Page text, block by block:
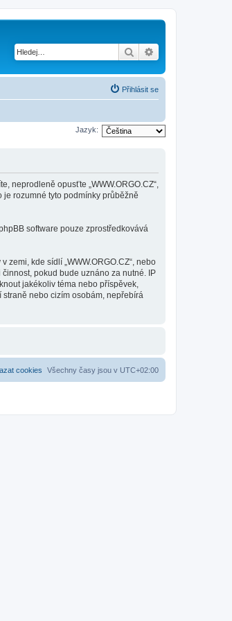
Hledat
Přihlásit se
Jazyk:
neprodleně opusťte „WWW.ORGO.CZ“,
rozumné tyto podmínky průběžně
software pouze zprostředkovává
kde sídlí „WWW.ORGO.CZ“, nebo
pokud bude uznáno za nutné. IP
jakékoliv téma nebo příspěvek,
straně nebo cizím osobám, nepřebírá
Všechny časy jsou v UTC+02:00
cookies